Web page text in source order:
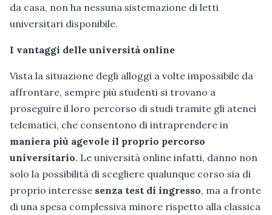
da casa, non ha nessuna sistemazione di letti
universitari disponibile.
I vantaggi delle università online
Vista la situazione degli alloggi a volte impossibile da
affrontare, sempre più studenti si trovano a
proseguire il loro percorso di studi tramite gli atenei
telematici, che consentono di intraprendere in
maniera più agevole il proprio percorso
universitario. Le università online infatti, danno non
solo la possibilità di scegliere qualunque corso sia di
proprio interesse senza test di ingresso, ma a fronte
di una spesa complessiva minore rispetto alla classica